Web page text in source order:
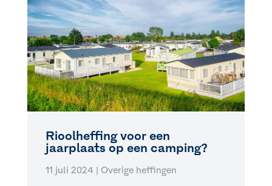
Rioolheffing voor een
jaarplaats op een camping?
11 juli 2024| Overige heffingen